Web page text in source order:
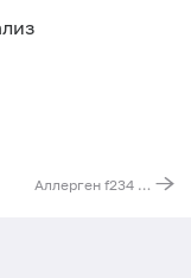
Аллерген f234 - ваниль, IgE